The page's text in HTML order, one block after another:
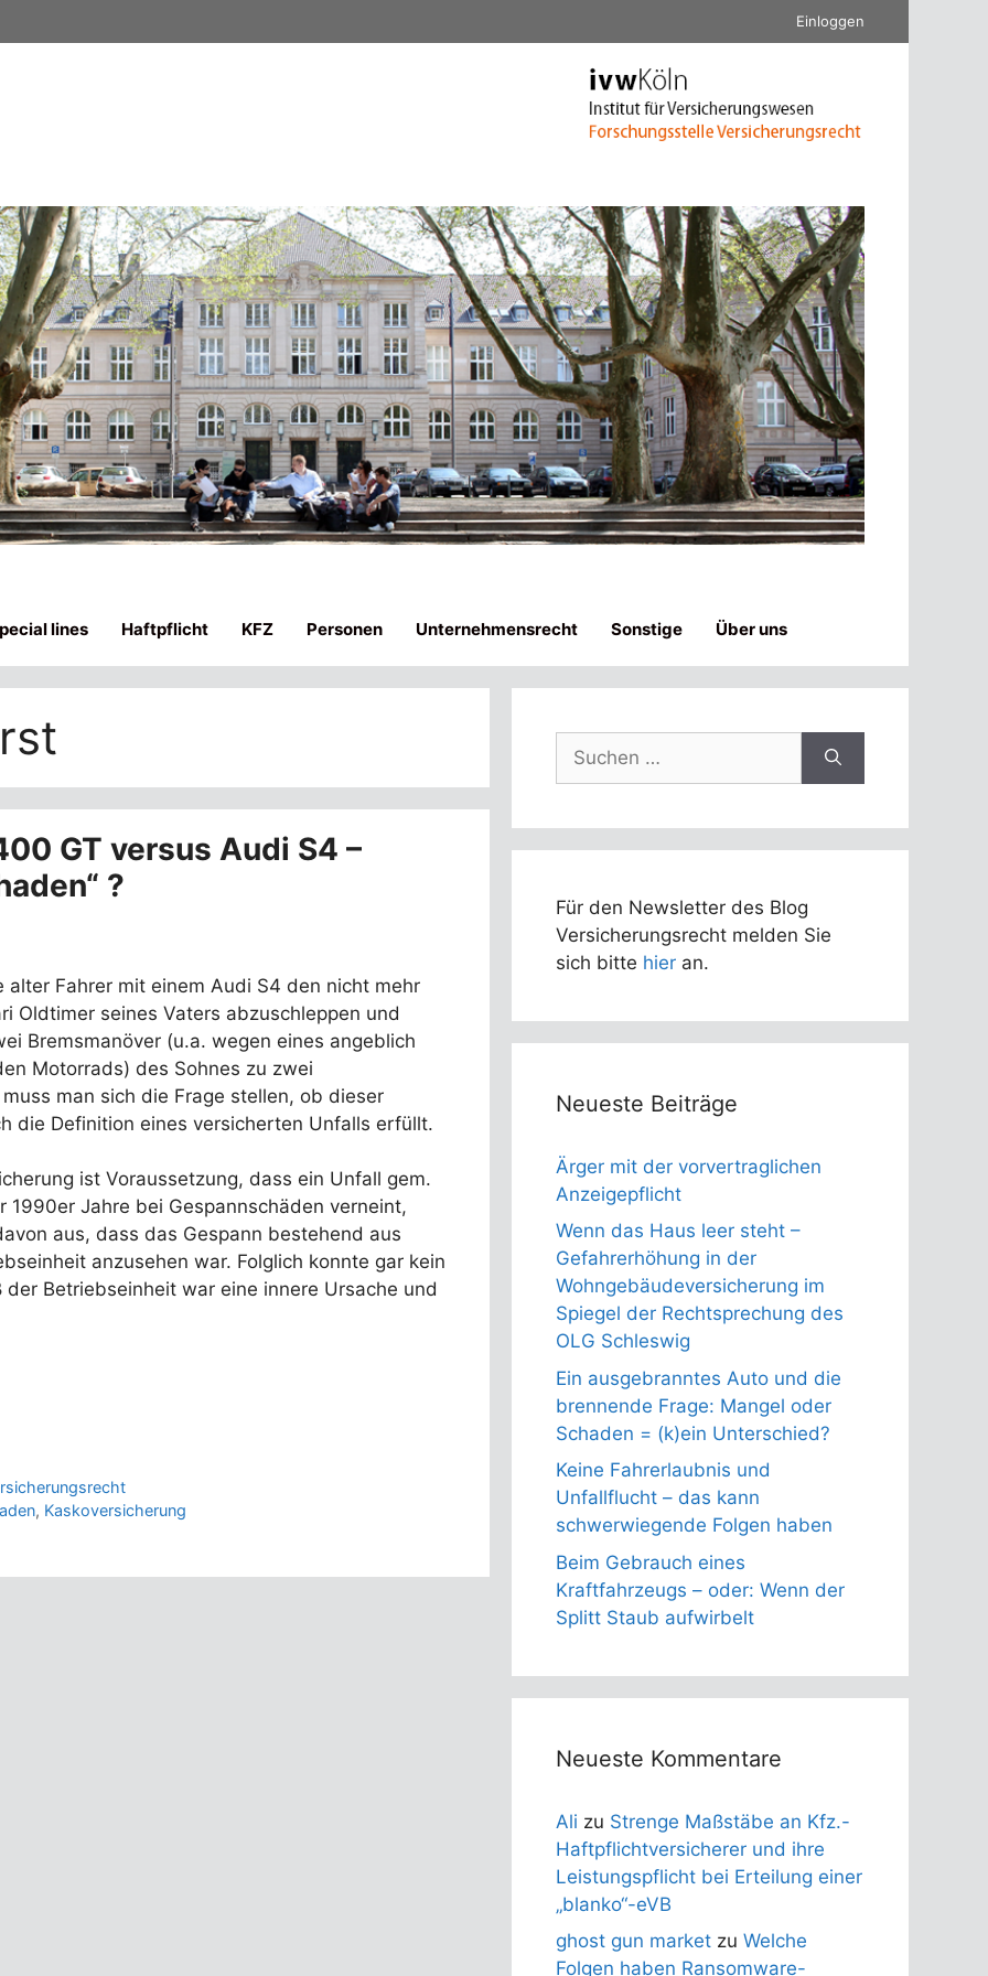
Einloggen
lines Haftpflicht KFZ Personen Unternehmensrecht Sonstige Über uns
GT versus Audi S4 –
?
Fahrer mit einem Audi S4 den nicht mehr
Oldtimer seines Vaters abzuschleppen und
Bremsmanöver (u.a. wegen eines angeblich
Motorrads) des Sohnes zu zwei
man sich die Frage stellen, ob dieser
die Definition eines versicherten Unfalls erfüllt.
ist Voraussetzung, dass ein Unfall gem.
Jahre bei Gespannschäden verneint,
aus, dass das Gespann bestehend aus
anzusehen war. Folglich konnte gar kein
Betriebseinheit war eine innere Ursache und
, Kaskoversicherung
nach:
Für den Newsletter des Blog
Versicherungsrecht melden Sie
sich bitte hier an.
Neueste Beiträge
Ärger mit der vorvertraglichen
Anzeigepflicht
Wenn das Haus leer steht –
Gefahrerhöhung in der
Wohngebäudeversicherung im
Spiegel der Rechtsprechung des
OLG Schleswig
Ein ausgebranntes Auto und die
brennende Frage: Mangel oder
Schaden = (k)ein Unterschied?
Keine Fahrerlaubnis und
Unfallflucht – das kann
schwerwiegende Folgen haben
Beim Gebrauch eines
Kraftfahrzeugs – oder: Wenn der
Splitt Staub aufwirbelt
Neueste Kommentare
Ali zu Strenge Maßstäbe an Kfz.-
Haftpflichtversicherer und ihre
Leistungspflicht bei Erteilung einer
„blanko“-eVB
ghost gun market zu Welche
Folgen haben Ransomware-